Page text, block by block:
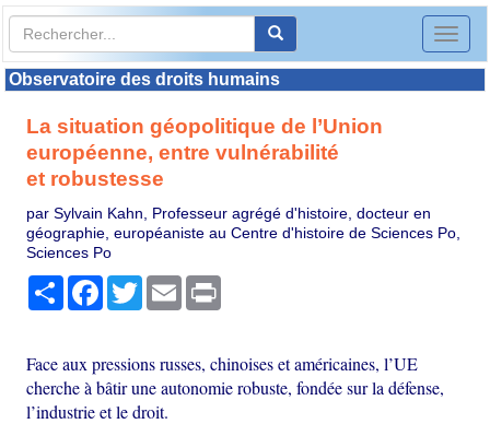
Toggle
Observatoire des droits humains
La situation géopolitique de l’Union
européenne, entre vulnérabilité
et robustesse
par Sylvain Kahn, Professeur agrégé d'histoire, docteur en
géographie, européaniste au Centre d'histoire de Sciences Po,
Sciences Po
PartagerFacebook
TwitterEmail
Face aux pressions russes, chinoises et américaines, l’UE
cherche à bâtir une autonomie robuste, fondée sur la défense,
l’industrie et le droit.